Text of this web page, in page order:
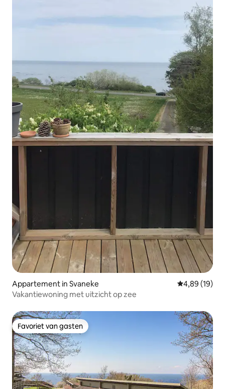
Appartement in Svaneke Gemiddelde
4,89 (19)
Vakantiewoning met uitzicht op zee
Favoriet van gasten
Favoriet van gasten